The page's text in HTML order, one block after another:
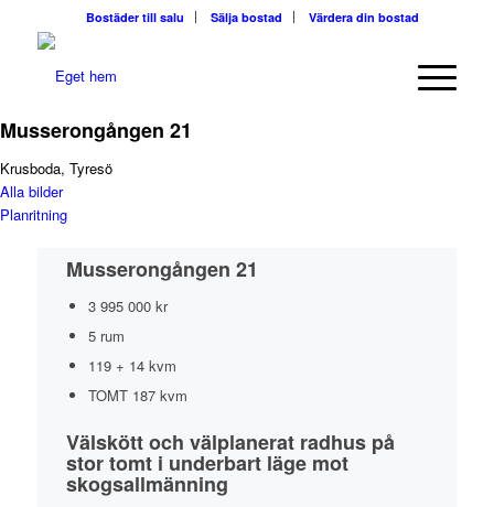
Bostäder till salu Sälja bostad Värdera din bostad
Musserongången 21
Krusboda, Tyresö
Alla bilder
Planritning
Musserongången 21
3 995 000 kr
5 rum
119 + 14 kvm
TOMT187 kvm
Välskött och välplanerat radhus på
stor tomt i underbart läge mot
skogsallmänning